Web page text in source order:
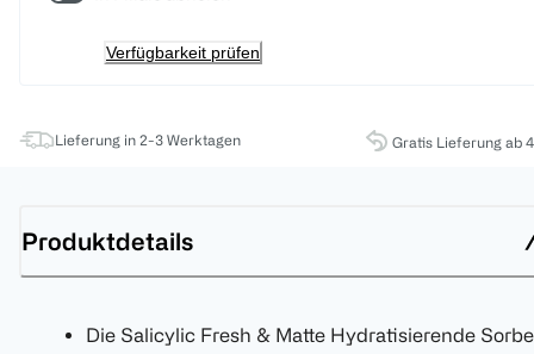
Verfügbarkeit prüfen
Lieferung in 2-3 Werktagen Gratis Lieferung ab
Produktdetails
Die Salicylic Fresh & Matte Hydratisierende